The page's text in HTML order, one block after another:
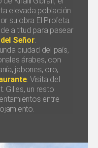
elevada población
su obra El Profeta.
altitud para pasear
Señor.
ciudad del país,
árabes, con
jabones, oro,
. Visita del
Gilles, un resto
entre